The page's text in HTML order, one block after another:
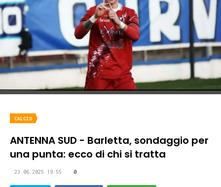
CALCIO
ANTENNA SUD - Barletta, sondaggio per
una punta: ecco di chi si tratta
23.06.2025 19:55 0